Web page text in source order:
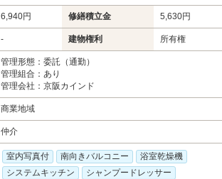
6,940円 修繕積立金 5,630円
- 建物権利 所有権
管理形態：委託（通勤）
管理組合：あり
管理会社：京阪カインド
商業地域
仲介
室内写真付 南向きバルコニー
浴室乾燥機
システムキッチン
シャンプードレッサー